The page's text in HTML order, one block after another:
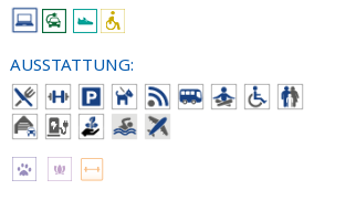
AUSSTATTUNG: